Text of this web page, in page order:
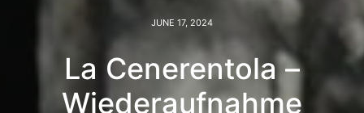
JUNE 17, 2024
La Cenerentola –
Wiederaufnahme